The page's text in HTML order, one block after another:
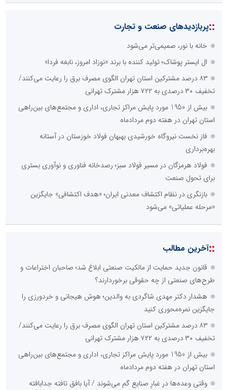
::پربازدیدهای صنعت و تجارت
خانه با نور، صمیمی‌تر می‌شود
ال ایستر پوشاک؛ تولید کننده با برند «نوزاد امروز، نابغه فردا»
۸۳ درصد مشترکین استان تهران الگوی مصرف برق را رعایت می‌کنند/
تخفیف ۳۰ درصدی به ۷۲۲ هزار مشترک تهرانی
بیش از 1950 مورد پایش مراکز تجاری، اداری و مجتمع‌های بین‌راهی
استان تهران در هفته دوم مردادماه
فاز نخست نیروگاه خورشیدی بهبهان فولاد خوزستان در آستانه
بهره‌برداری
فولاد هرمزگان در مسیر فولاد سبز؛ رصدخانه فناوری و نوآوری بستری
برای تحول صنعت
بازنگری در نظام اکتشاف معدنی ایران؛ «هدف اکتشافی» جایگزین
«مرحله عملیاتی» می‌شود
::آخرین مطالب
قانون جدید حمایت از مالکیت صنعتی ابلاغ شد؛ صاحبان اختراعات و
طرح‌های صنعتی از چه حقوقی برخوردارند؟
هشدار دکتر مهدی شاگردی به والدین؛ هوش هیجانی و خردورزی را
جایگزین نمره‌محوری کنید
۸۳ درصد مشترکین استان تهران الگوی مصرف برق را رعایت می‌کنند/
تخفیف ۳۰ درصدی به ۷۲۲ هزار مشترک تهرانی
بیش از 1950 مورد پایش مراکز تجاری، اداری و مجتمع‌های بین‌راهی
استان تهران در هفته دوم مردادماه
وقتی وعده‌ها در غبارِ صنایع گم می‌شوند / آیا بافق تافته جدابافته